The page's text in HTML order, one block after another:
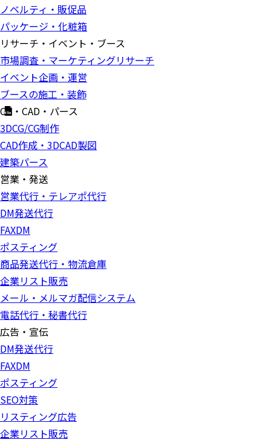
ノベルティ・販促品
パッケージ・化粧箱
リサーチ・イベント・ブース
市場調査・マーケティングリサーチ
イベント企画・運営
ブースの施工・装飾
CG・CAD・パース
3DCG/CG制作
CAD作成・3DCAD製図
建築パース
営業・発送
営業代行・テレアポ代行
DM発送代行
FAXDM
ポスティング
商品発送代行・物流倉庫
企業リスト販売
メール・メルマガ配信システム
電話代行・秘書代行
広告・宣伝
DM発送代行
FAXDM
ポスティング
SEO対策
リスティング広告
企業リスト販売